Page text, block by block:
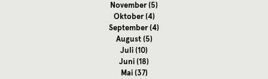
November(5)
Oktober(4)
September(4)
August(5)
Juli(10)
Juni(18)
Mai(37)